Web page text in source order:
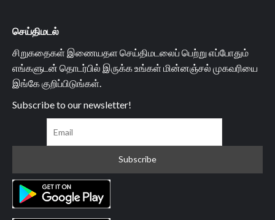
செய்திமடல்
சிறுகதைகள் இணையதள செய்திமடலைப் பெற்று எப்போதும்
எங்களுடன் தொடர்பில் இருக்க உங்கள் மின்னஞ்சல் முகவரியை
இங்கே குறிப்பிடுங்கள்.
Subscribe to our newsletter!